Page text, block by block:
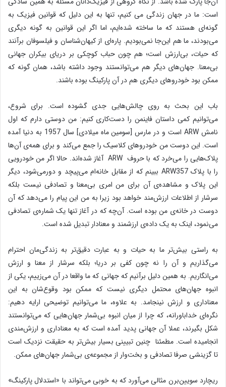
است: ما در جهان زندگی می کنیم، تنها به این دلیل که قوانین فیزیک به
گونه‌ای هستند که ما ساخته شده‌ایم، اما اگر این قوانین به گونه دیگری
می‌بودند، ما هم این‌جا نمی‌بودیم. پاره‌ای از کیهان‌شناسان و فیلسوفان برآنند
که حیات، بی‌ارزش است؛ هم چون حباب کوچکی بر دریای بیکران جهانی
بی‌معنا. جهان‌های دیگر هم می‌توانستند وجود داشته باشد، همان گونه که
ممکن بود خودروهای دیگری هم در آن پارکینگ بوده باشند.
باب این بحث به روی چالش‌هایی جدی گشوده است. برای شروع،
می‌توانیم کمی داستان فاینمن را دست‌کاری کنیم: من دوستی دارم که اول
نامش ARW است و در مارس [سومین ماه میلادی] سال 1957 به دنیا آمده
است. این دوست من خودروهای کلاسیک را جمع می‌‌کند و برای همه‌ی آن‌ها
پلاک‌هایی را می‌خرد که با حروف ARW آغاز شده‌اند. حالا اگر من خودرویی
را با پلاک ARW357 ببینم که از مقابل خانه‌ام می‌پیچد و دورمی‌شود، دیگر
این پلاک و مشاهده‌ی آن برای من امری بی‌معنا و تصادفی نیست بلکه
سرشار از اطلاعات ارزش‌مند خواهد بود زیرا به من این پیام را می‌دهد که آن
دوست در خانه‌ی من بوده است. آن‌چه که در آغاز تنها یک شماره‌ی تصادفی
می‌نمود، اینک به یک داده‌ی ارزشمند و معنادار تبدیل شده است.
به راستی بیش‌تر ما به حیات و به عبارت دقیق‌تر به زندگی‌مان احترام
می‌گذاریم و آن را نه چون کفی بر دریا؛ بلکه سرشار از معنا و ارزش
می‌انگاریم. به همین دلیل بر‌آنیم که جهانی که ما واقعا در آن می‌زییم، یکی از
انبوه جهان‌های محتمل دیگری نیست که ممکن بود وقوع‌شان به این
معناداری و ارزش نینجامد. به علاوه، ما می‌توانیم توضیحی ارایه دهیم:
نگره‌ای خداباورانه، که چرا از میان انبوه بی‌شمار جهان‌هایی که می‌توانستند
شکل بگیرند، عملا آن جهانی پدید آمده است که به معناداری و ارزش‌مندی
انجامیده است. مطمئنا چنین تبیینی بسیار بیش‌تر به حقیقت نزدیک است
تا گزینشی صرفا تصادفی و بخت‌وار از مجموعه‌ی بی‌شمار جهان‌های ممکن.
ریچارد سویین‌برن مثالی می‌آورد که به خوبی می‌تواند با «استدلال پارکینگ»